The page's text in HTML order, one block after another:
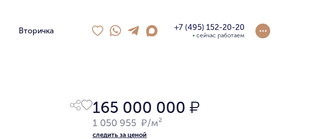
Вторичка +7 (495) 152-20-20
сейчас работаем
165 000 000 ₽
1 050 955 ₽/м²
следить за ценой